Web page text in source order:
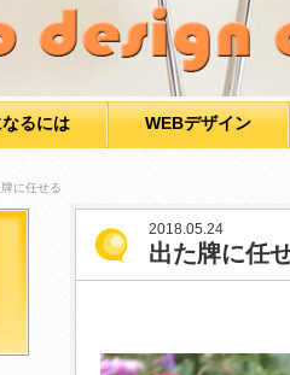
るには WEBデザイン
に任せる
2018.05.24
出た牌に任